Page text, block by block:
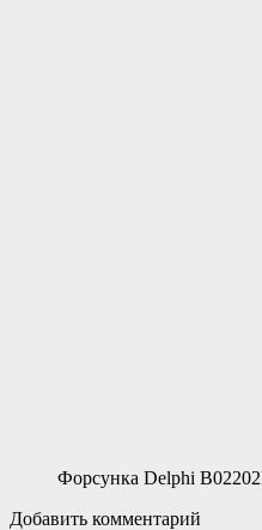
Форсунка Delphi
Добавить комментарий